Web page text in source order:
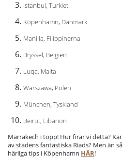
Istanbul, Turkiet
Köpenhamn, Danmark
Manilla, Filippinerna
Bryssel, Belgien
Luqa, Malta
Warszawa, Polen
München, Tyskland
Beirut, Libanon
Marrakech i topp! Hur firar vi detta?
av stadens fantastiska Riads? Men än
härliga tips i Köpenhamn HÄR!